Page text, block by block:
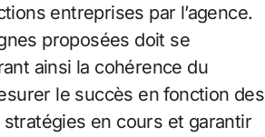
entreprises par l’agence.
proposées doit se
ainsi la cohérence du
le succès en fonction des
en cours et garantir